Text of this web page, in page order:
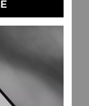
effet rebond
d'un gain
annulé par une
que l'on
désormais
d'irrigation
capacités de
pas, au